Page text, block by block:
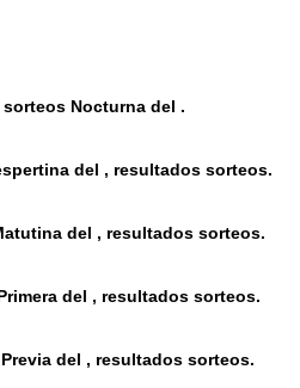
Nocturna del .
del , resultados sorteos.
del , resultados sorteos.
del , resultados sorteos.
del , resultados sorteos.